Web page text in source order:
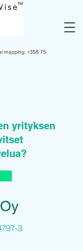
mapping: +358 75
yrityksen
3